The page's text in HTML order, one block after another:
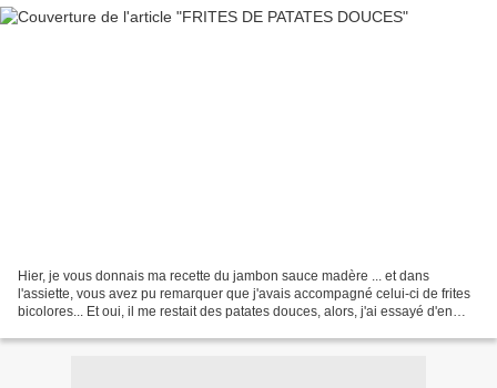
Hier, je vous donnais ma recette du jambon sauce madère ... et dans
l'assiette, vous avez pu remarquer que j'avais accompagné celui-ci de frites
bicolores... Et oui, il me restait des patates douces, alors, j'ai essayé d'en